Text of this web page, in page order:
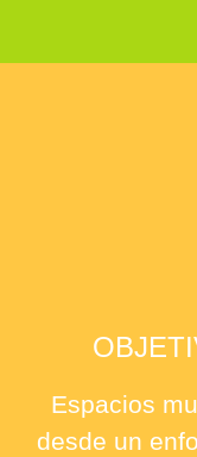
Espacios
desde un